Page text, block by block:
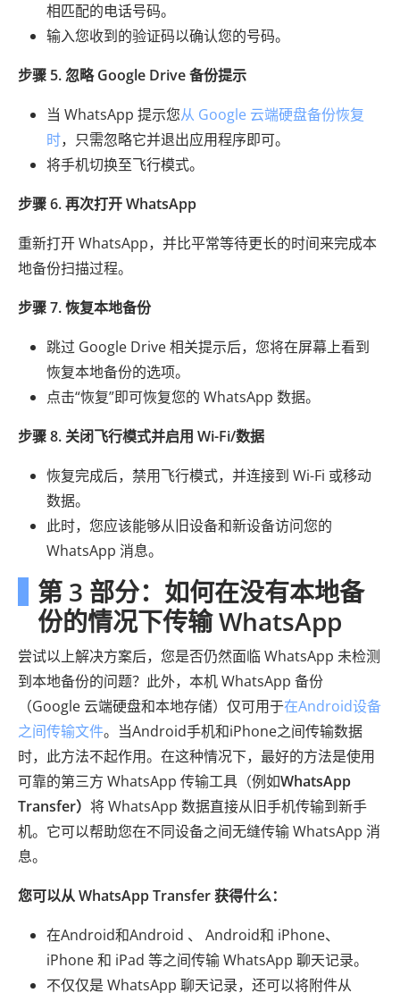
相匹配的电话号码。
输入您收到的验证码以确认您的号码。
步骤 5. 忽略 Google Drive 备份提示
当 WhatsApp 提示您从 Google 云端硬盘备份恢复
时，只需忽略它并退出应用程序即可。
将手机切换至飞行模式。
步骤 6. 再次打开 WhatsApp
重新打开 WhatsApp，并比平常等待更长的时间来完成本
地备份扫描过程。
步骤 7. 恢复本地备份
跳过 Google Drive 相关提示后，您将在屏幕上看到
恢复本地备份的选项。
点击“恢复”即可恢复您的 WhatsApp 数据。
步骤 8. 关闭飞行模式并启用 Wi-Fi/数据
恢复完成后，禁用飞行模式，并连接到 Wi-Fi 或移动
数据。
此时，您应该能够从旧设备和新设备访问您的
WhatsApp 消息。
第 3 部分：如何在没有本地备
份的情况下传输 WhatsApp
尝试以上解决方案后，您是否仍然面临 WhatsApp 未检测
到本地备份的问题？此外，本机 WhatsApp 备份
（Google 云端硬盘和本地存储）仅可用于在Android设备
之间传输文件。当Android手机和iPhone之间传输数据
时，此方法不起作用。在这种情况下，最好的方法是使用
可靠的第三方 WhatsApp 传输工具（例如WhatsApp
Transfer） 将 WhatsApp 数据直接从旧手机传输到新手
机。它可以帮助您在不同设备之间无缝传输 WhatsApp 消
息。
您可以从 WhatsApp Transfer 获得什么：
在Android和Android 、 Android和 iPhone、
iPhone 和 iPad 等之间传输 WhatsApp 聊天记录。
不仅仅是 WhatsApp 聊天记录，还可以将附件从